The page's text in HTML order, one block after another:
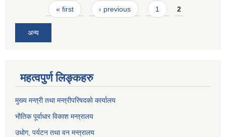
Pages« first ‹ previous 1 2
अन्य
महत्वपुर्ण लिङ्कहरु
मुख्य मन्त्री तथा मन्त्रीपरिषदकाे कार्यालय
भाैतिक पूर्वाधार विकाश मन्त्रालय
उधाेग, पर्यटन तथा वन मन्त्रालय